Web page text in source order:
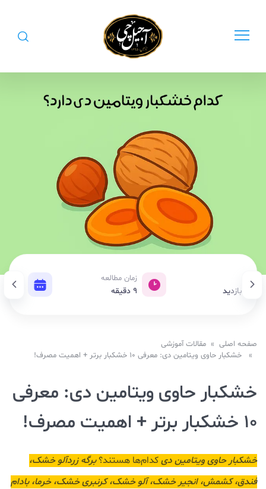
بازدید
زمان مطالعه
9 دقیقه
تاریخ
24 اردیبهشت 1404
صفحه اصلی » مقالات آموزشی
» خشکبار حاوی ویتامین دی: معرفی 10 خشکبار برتر + اهمیت مصرف!
خشکبار حاوی ویتامین دی: معرفی
10 خشکبار برتر + اهمیت مصرف!
خشکبار حاوی ویتامین دیکدام‌ها هستند؟برگه زردآلو خشک،
فندق، کشمش، انجیر خشک، آلو خشک، کرنبری خشک، خرما، بادام